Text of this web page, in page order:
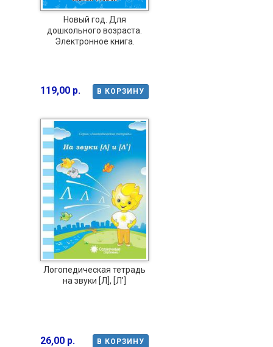
Новый год. Для
дошкольного возраста.
Электронное книга.
В КОРЗИНУ
119,00 р.
Логопедическая тетрадь
на звуки [Л], [Л']
В КОРЗИНУ
26,00 р.